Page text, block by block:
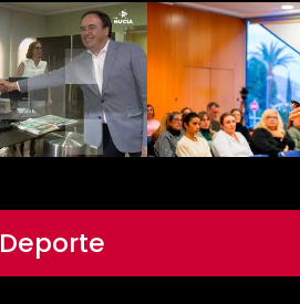
Deporte